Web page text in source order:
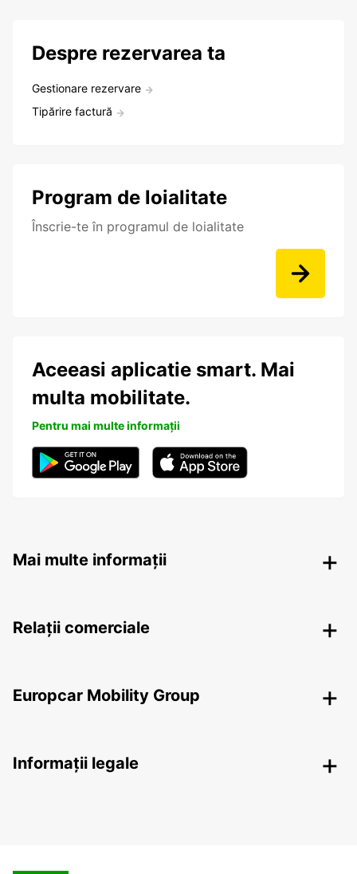
Despre rezervarea ta
Gestionare rezervare
Tipărire factură
Program de loialitate
Înscrie-te în programul de loialitate
Aceeasi aplicatie smart. Mai
multa mobilitate.
Pentru mai multe informații
Mai multe informații
Relații comerciale
Europcar Mobility Group
Informații legale